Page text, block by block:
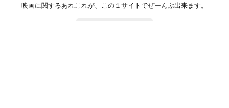
映画に関するあれこれが、この１サイトでぜーんぶ出来ます。